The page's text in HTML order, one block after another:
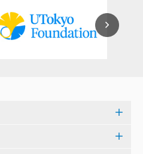
ーションを産む奇跡の海、
日本を、そして世界をリー
物園の観桜会は素晴らし
展に少しでも寄与できれば